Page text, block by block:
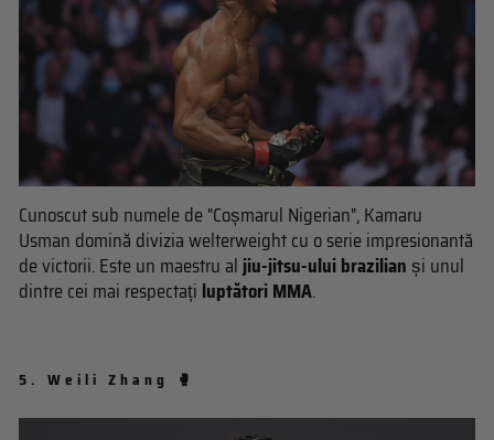
Cunoscut sub numele de "Coșmarul Nigerian", Kamaru
Usman domină divizia welterweight cu o serie impresionantă
de victorii. Este un maestru al jiu-jitsu-ului brazilian și unul
dintre cei mai respectați luptători MMA.
5. Weili Zhang 🥊